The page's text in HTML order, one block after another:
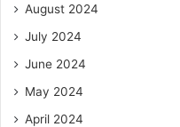
August 2024
July 2024
June 2024
May 2024
April 2024